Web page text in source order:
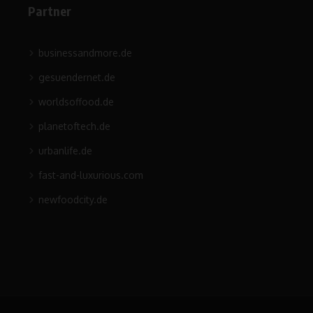
Partner
businessandmore.de
gesuendernet.de
worldsoffood.de
planetoftech.de
urbanlife.de
fast-and-luxurious.com
newfoodcity.de